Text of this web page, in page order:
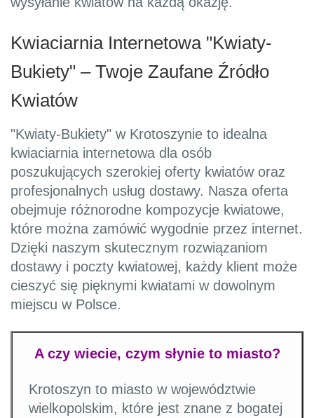
Kwiaciarnia Internetowa "Kwiaty-
Bukiety" – Twoje Zaufane Źródło
Kwiatów
"Kwiaty-Bukiety" w Krotoszynie to idealna
kwiaciarnia internetowa dla osób
poszukujących szerokiej oferty kwiatów oraz
profesjonalnych usług dostawy. Nasza oferta
obejmuje różnorodne kompozycje kwiatowe,
które można zamówić wygodnie przez internet.
Dzięki naszym skutecznym rozwiązaniom
dostawy i poczty kwiatowej, każdy klient może
cieszyć się pięknymi kwiatami w dowolnym
miejscu w Polsce.
A czy wiecie, czym słynie to miasto?
Krotoszyn to miasto w województwie
wielkopolskim, które jest znane z bogatej